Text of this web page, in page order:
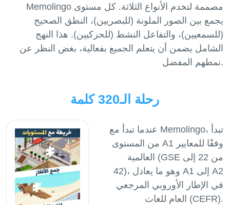
Memolingo مصممة لتخدم الأنواع الثلاثة. كل مستوى
يجمع بين الصور الملونة (للبصريين)، النطق الصحيح
(للسمعيين)، والتفاعل النشط (للحركيين). هذا النهج
الشامل يضمن أن يتعلم الجميع بفعالية، بغض النظر عن
رحلة الـ320 كلمة
عندما تبدأ مع Memolingo، تبدأ
من المستوى A1 وفقًا للمعايير
العالمية (GSE من 22 إلى
42)، وهو ما يعادل A1 إلى A2
في الإطار الأوروبي المرجعي
العام للغات (CEFR).